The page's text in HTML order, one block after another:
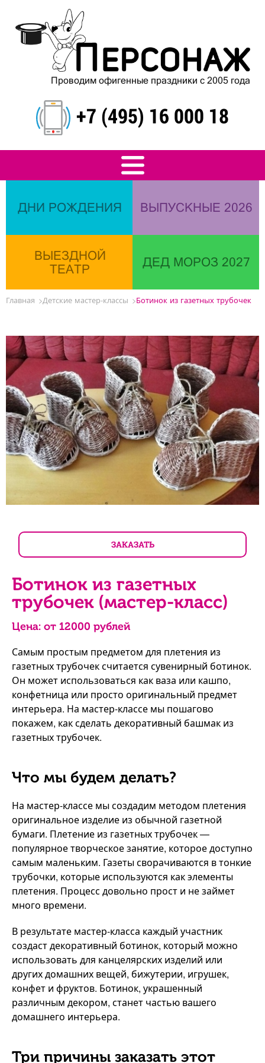
Проводим офигенные праздники с 2005 года
+7 (495) 16 000 18
ДНИ РОЖДЕНИЯ ВЫПУСКНЫЕ 2026
ВЫЕЗДНОЙ
ТЕАТР
ДЕД МОРОЗ 2027
Главная Детские мастер-классы Ботинок из газетных трубочек
ЗАКАЗАТЬ
Ботинок из газетных
трубочек (мастер-класс)
Цена: от 12000 рублей
Самым простым предметом для плетения из
газетных трубочек считается сувенирный ботинок.
Он может использоваться как ваза или кашпо,
конфетница или просто оригинальный предмет
интерьера. На мастер-классе мы пошагово
покажем, как сделать декоративный башмак из
газетных трубочек.
Что мы будем делать?
На мастер-классе мы создадим методом плетения
оригинальное изделие из обычной газетной
бумаги. Плетение из газетных трубочек —
популярное творческое занятие, которое доступно
самым маленьким. Газеты сворачиваются в тонкие
трубочки, которые используются как элементы
плетения. Процесс довольно прост и не займет
много времени.
В результате мастер-класса каждый участник
создаст декоративный ботинок, который можно
использовать для канцелярских изделий или
других домашних вещей, бижутерии, игрушек,
конфет и фруктов. Ботинок, украшенный
различным декором, станет частью вашего
домашнего интерьера.
Три причины заказать этот